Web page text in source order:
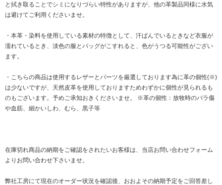
と拭き取ることでシミになりづらい特性がありますが、他の革製品同様に水気
は避けてご利用くださいませ。
・本革・染料を使用している素材の特徴として、汗ばんでいるときなど衣服が
濡れているとき、淡色の服とバッグがこすれると、色がうつる可能性がござい
ます。
・こちらの商品は使用するレザーとパーツを厳選しております為に革の個性(※)
は少ないですが、天然皮革を使用しておりますためわずかに個性が見られるも
のもございます。予めご承知おきくださいませ。 ※革の個性：放牧時のバラ傷
や血筋、細かいしわ、むら、黒子等
在庫切れ商品の納期をご確認をされたいお客様は、当店お問い合わせフォーム
よりお問い合わせ下さいませ。
弊社工房にて現在のオーダー状況を確認後、おおよその納期予定をご回答差し